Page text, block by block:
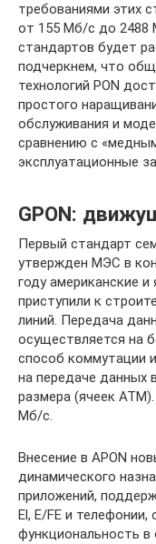
требованиями этих
от 155 Мб/с до 2488
стандартов будет
подчеркнем, что
технологий PON
простого
обслуживания и
сравнению с
эксплуатационные
GPON:
Первый стандарт
утвержден МЭС в
году американские
приступили к
линий. Передача
осуществляется на
способ коммутации
на передаче данных
размера (ячеек
Мб/с.
Внесение в APON
динамического
приложений,
El, E/FE и
функциональность в